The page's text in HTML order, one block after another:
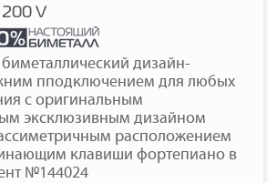
V
дизайн-
пподключением для любых
с оригинальным
эксклюзивным дизайном
ассиметричным расположением
клавиши фортепиано в
№144024